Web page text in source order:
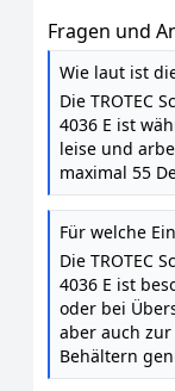
Fragen und
Wie laut ist
Die TROTEC
4036 E ist
leise und
maximal 55
Für welche
Die TROTEC
4036 E ist
oder bei
aber auch
Behältern